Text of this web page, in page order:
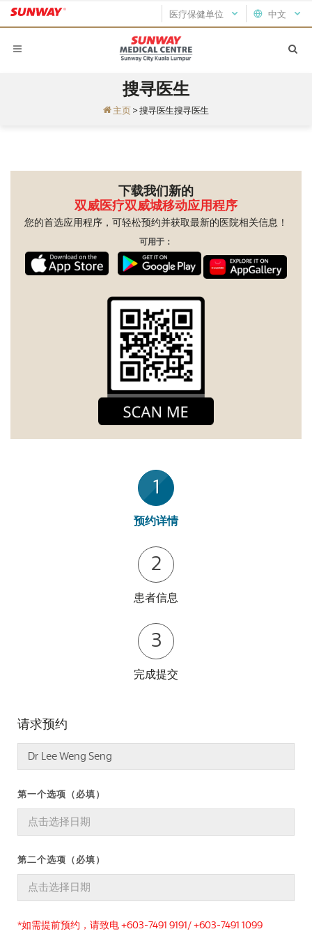
中文
医疗保健单位
搜寻医生
主页 > 搜寻医生搜寻医生
下载我们新的
双威医疗双威城移动应用程序
您的首选应用程序，可轻松预约并获取最新的医院相关信息！
可用于：
1
预约详情
2
患者信息
3
完成提交
请求预约
第一个选项（必填）
第二个选项（必填）
*如需提前预约，请致电 +603-7491 9191/ +603-7491 1099